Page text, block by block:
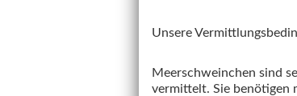
Unsere
Meerschweinchen sind
vermittelt. Sie benötigen